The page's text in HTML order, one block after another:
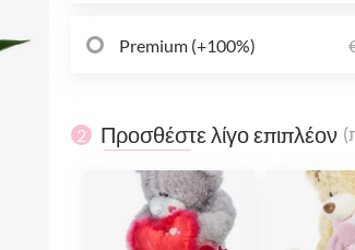
Premium (+100%)
2 Προσθέστε λίγο επιπλέον